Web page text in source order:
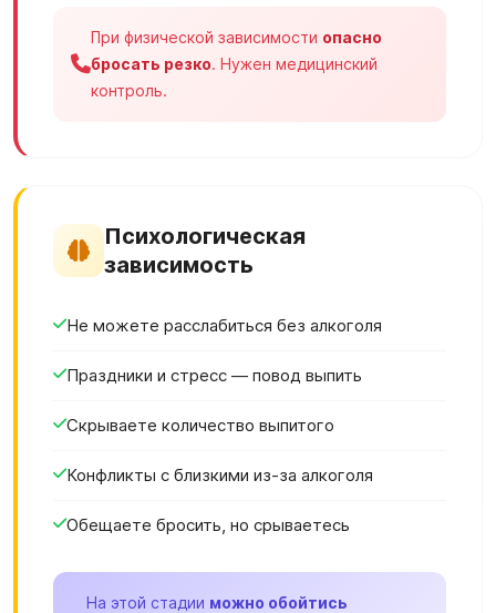
При физической зависимости опасно
бросать резко. Нужен медицинский
контроль.
Психологическая
зависимость
Не можете расслабиться без алкоголя
Праздники и стресс — повод выпить
Скрываете количество выпитого
Конфликты с близкими из-за алкоголя
Обещаете бросить, но срываетесь
На этой стадии можно обойтись